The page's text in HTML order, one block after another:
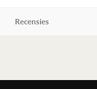
Recensies